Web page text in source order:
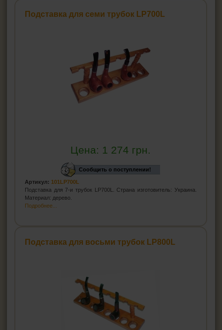
Подставка для семи трубок LP700L
Цена: 1 274 грн.
Сообщить о поступлении!
Артикул: 101LP700L
Подставка для 7-и трубок LP700L. Страна изготовитель: Украина.
Материал: дерево.
Подробнее...
Подставка для восьми трубок LP800L